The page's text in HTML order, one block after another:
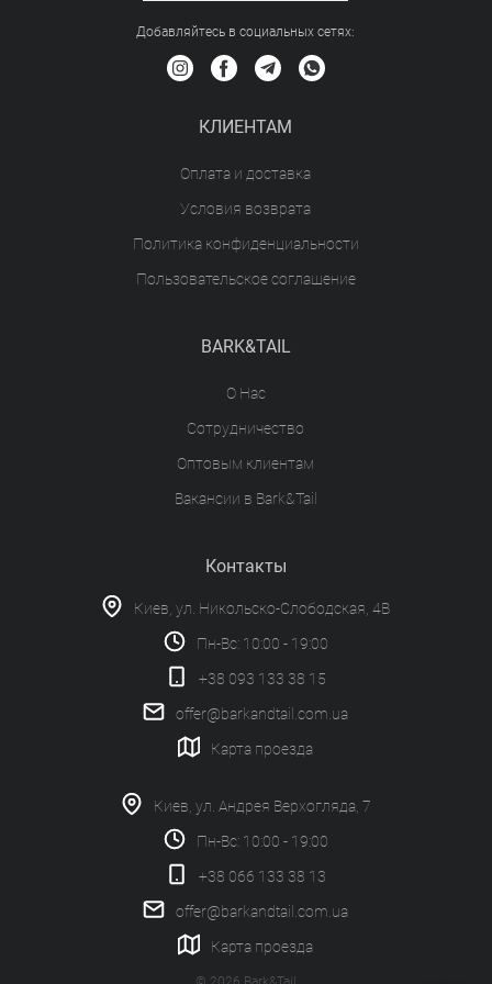
Добавляйтесь в социальных сетяx:
КЛИЕНТАМ
Оплата и доставка
Условия возврата
Политика конфиденциальности
Пользовательское соглашение
BARK&TAIL
О Нас
Сотрудничество
Оптовым клиентам
Вакансии в Bark&Tail
Контакты
Киев, ул. Никольско-Слободская, 4В
Пн-Вс: 10:00 - 19:00
+38 093 133 38 15
offer@barkandtail.com.ua
Карта проезда
Киев, ул. Андрея Верхогляда, 7
Пн-Вс: 10:00 - 19:00
+38 066 133 38 13
offer@barkandtail.com.ua
Карта проезда